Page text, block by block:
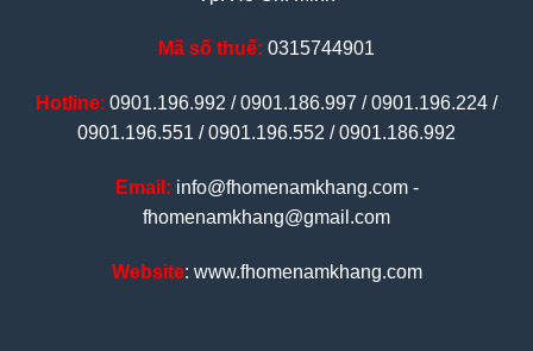
Mã số thuế: 0315744901
Hotline: 0901.196.992 / 0901.186.997 / 0901.196.224 /
0901.196.551 / 0901.196.552 / 0901.186.992
Email: info@fhomenamkhang.com -
fhomenamkhang@gmail.com
Website: www.fhomenamkhang.com